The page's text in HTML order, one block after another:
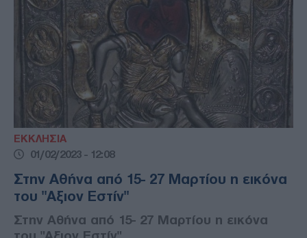
ΕΚΚΛΗΣΙΑ
01/02/2023 - 12:08
Στην Αθήνα από 15- 27 Μαρτίου η εικόνα
του "Αξιον Εστίν"
Στην Αθήνα από 15- 27 Μαρτίου η εικόνα